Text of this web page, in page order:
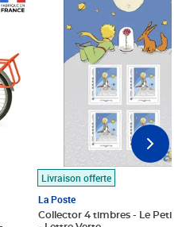
Livraison offerte
La Poste
Collector 4 timbres - Le Petit